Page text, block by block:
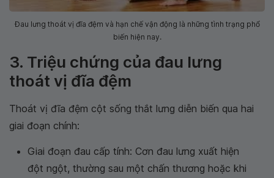
Đau lưng thoát vị đĩa đệm và hạn chế vận động là những tình trạng phổ
biến hiện nay.
3. Triệu chứng của đau lưng
thoát vị đĩa đệm
Thoát vị đĩa đệm cột sống thắt lưng diễn biến qua hai
giai đoạn chính:
Giai đoạn đau cấp tính: Cơn đau lưng xuất hiện
đột ngột, thường sau một chấn thương hoặc khi